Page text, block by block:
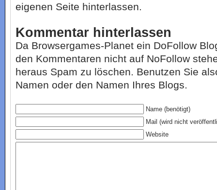
eigenen Seite hinterlassen.
Kommentar hinterlassen
Da Browsergames-Planet ein DoFollow
den Kommentaren nicht auf NoFollow
heraus Spam zu löschen. Benutzen Sie
Namen oder den Namen Ihres Blogs.
Name (benötigt)
Mail (wird nicht
Website